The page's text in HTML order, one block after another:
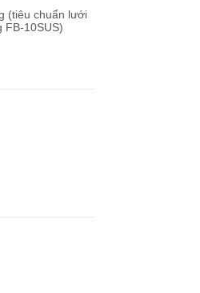
(tiêu chuẩn lưới
FB-10SUS)